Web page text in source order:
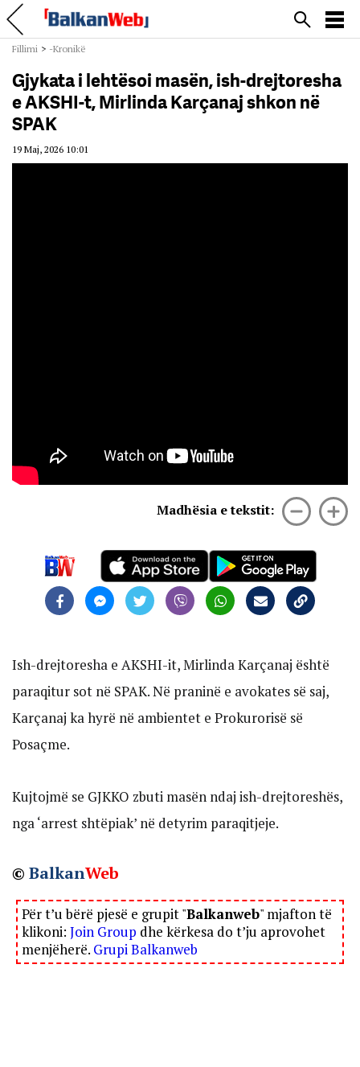
Fillimi > -Kronikë
Gjykata i lehtësoi masën, ish-drejtoresha
e AKSHI-t, Mirlinda Karçanaj shkon në
SPAK
19 Maj, 2026 10:01
Madhësia e tekstit:
Ish-drejtoresha e AKSHI-it, Mirlinda Karçanaj është
paraqitur sot në SPAK. Në praninë e avokates së saj,
Karçanaj ka hyrë në ambientet e Prokurorisë së
Posaçme.
Kujtojmë se GJKKO zbuti masën ndaj ish-drejtoreshës,
nga ‘arrest shtëpiak’ në detyrim paraqitjeje.
© BalkanWeb
Për t’u bërë pjesë e grupit "Balkanweb" mjafton të
klikoni: Join Group dhe kërkesa do t’ju aprovohet
menjëherë. Grupi Balkanweb